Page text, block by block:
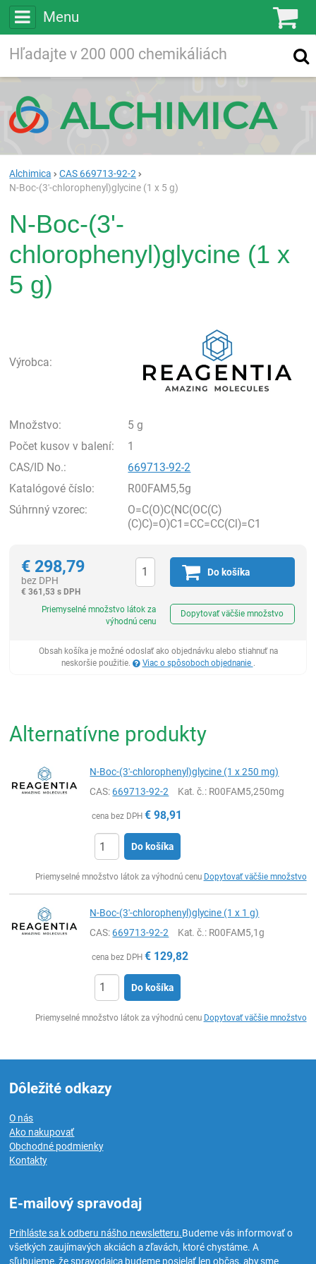
Menu
Vyhľadávanie
Alchimica
CAS 669713-92-2
N-Boc-(3'-chlorophenyl)glycine (1 x 5 g)
N-Boc-(3'-
chlorophenyl)glycine (1 x
5 g)
Výrobca:
Množstvo:
5 g
Počet kusov v balení:
1
CAS/ID No.:
669713-92-2
Katalógové číslo:
R00FAM5,5g
Súhrnný vzorec:
O=C(O)C(NC(OC(C)
(C)C)=O)C1=CC=CC(Cl)=C1
€ 298,79
bez DPH
€ 361,53 s DPH
Do košíka
Priemyselné množstvo látok za
výhodnú cenu
Dopytovať väčšie množstvo
Obsah košíka je možné odoslať ako objednávku alebo stiahnuť na
neskoršie použitie.
Viac o spôsoboch objednanie .
Alternatívne produkty
N-Boc-(3'-chlorophenyl)glycine (1 x 250 mg)
CAS:669713-92-2 Kat. č.: R00FAM5,250mg
cena bez DPH € 98,91
Do košíka
Priemyselné množstvo látok za výhodnú cenu Dopytovať väčšie množstvo
N-Boc-(3'-chlorophenyl)glycine (1 x 1 g)
CAS:669713-92-2 Kat. č.: R00FAM5,1g
cena bez DPH € 129,82
Do košíka
Priemyselné množstvo látok za výhodnú cenu Dopytovať väčšie množstvo
Dôležité odkazy
O nás
Ako nakupovať
Obchodné podmienky
Kontakty
E-mailový spravodaj
Prihláste sa k odberu nášho newsletteru.Budeme vás informovať o
všetkých zaujímavých akciách a zľavách, ktoré chystáme. A
sľubujeme, že spravodajca budeme posielať len občas, aby sme